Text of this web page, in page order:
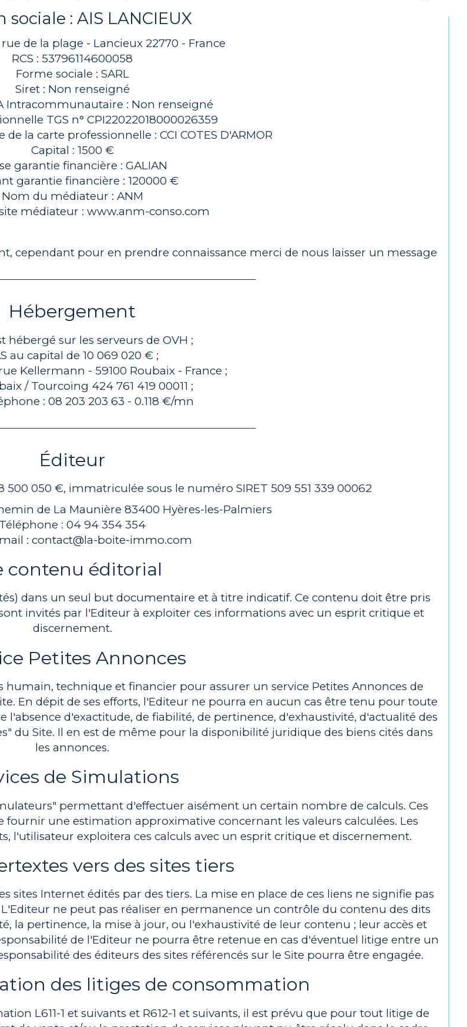
sociale : AIS LANCIEUX
de la plage - Lancieux 22770 - France
RCS : 53796114600058
Forme sociale : SARL
Siret : Non renseigné
Intracommunautaire : Non renseigné
TGS n° CPI22022018000026359
la carte professionnelle : CCI COTES D'ARMOR
Capital : 1500 €
garantie financière : GALIAN
garantie financière : 120000 €
Nom du médiateur : ANM
médiateur : www.anm-conso.com
cependant pour en prendre connaissance merci de nous laisser un message
Hébergement
hébergé sur les serveurs de OVH ;
au capital de 10 069 020 € ;
Kellermann - 59100 Roubaix - France ;
/ Tourcoing 424 761 419 00011 ;
: 08 203 203 63 - 0.118 €/mn
Éditeur
500 050 €, immatriculée sous le numéro SIRET 509 551 339 00062
de La Maunière 83400 Hyères-les-Palmiers
Téléphone : 04 94 354 354
: contact@la-boite-immo.com
contenu éditorial
dans un seul but documentaire et à titre indicatif. Ce contenu doit être pris
invités par l'Editeur à exploiter ces informations avec un esprit critique et
discernement.
Petites Annonces
technique et financier pour assurer un service Petites Annonces de
En dépit de ses efforts, l'Editeur ne pourra en aucun cas être tenu pour toute
d'exactitude, de fiabilité, de pertinence, d'exhaustivité, d'actualité des
du Site. Il en est de même pour la disponibilité juridique des biens cités dans
les annonces.
de Simulations
permettant d'effectuer aisément un certain nombre de calculs. Ces
une estimation approximative concernant les valeurs calculées. Les
l'utilisateur exploitera ces calculs avec un esprit critique et discernement.
vers des sites tiers
sites Internet édités par des tiers. La mise en place de ces liens ne signifie pas
ne peut pas réaliser en permanence un contrôle du contenu des dits
la pertinence, la mise à jour, ou l'exhaustivité de leur contenu ; leur accès et
de l'Editeur ne pourra être retenue en cas d'éventuel litige entre un
des éditeurs des sites référencés sur le Site pourra être engagée.
des litiges de consommation
L611-1 et suivants et R612-1 et suivants, il est prévu que pour tout litige de